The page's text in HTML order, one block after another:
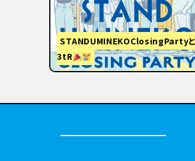
STANDUMINEKOClosingPartyと
3tR